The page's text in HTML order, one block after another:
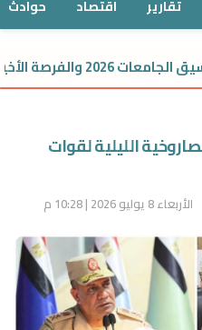
تقارير اقتصاد حوادث
للتسجيل
الليلية لقوات
الأربعاء 8 يوليو 2026 | 10:28 م